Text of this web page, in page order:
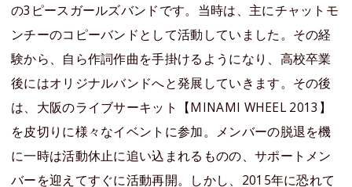
の3ピースガールズバンドです。当時は、主にチャットモ
ンチーのコピーバンドとして活動していました。その経
験から、自ら作詞作曲を手掛けるようになり、高校卒業
後にはオリジナルバンドへと発展していきます。その後
は、大阪のライブサーキット【MINAMI WHEEL 2013】
を皮切りに様々なイベントに参加。メンバーの脱退を機
に一時は活動休止に追い込まれるものの、サポートメン
バーを迎えてすぐに活動再開。しかし、2015年に恐れて